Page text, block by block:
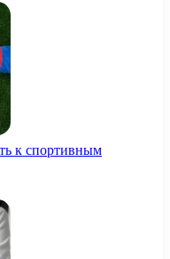
к спортивным